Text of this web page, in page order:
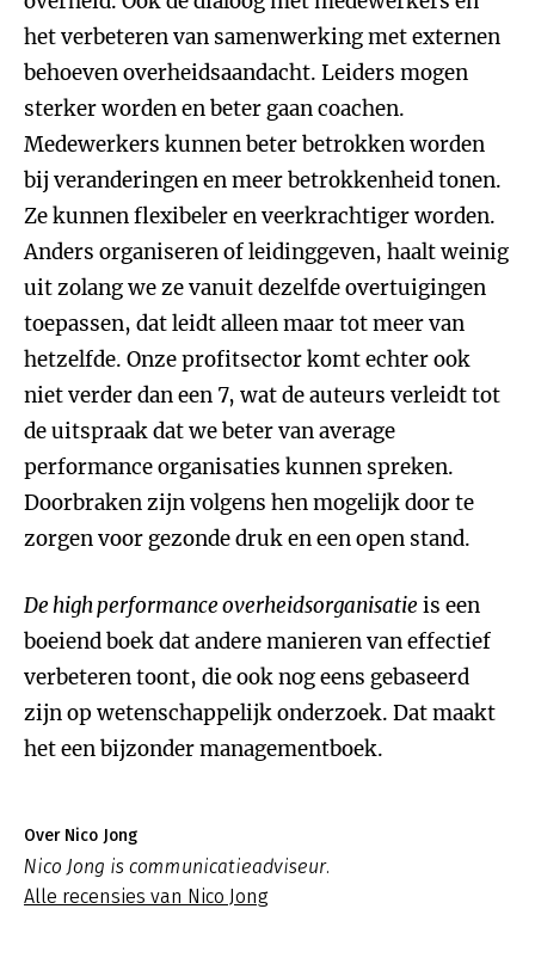
het verbeteren van samenwerking met externen
behoeven overheidsaandacht. Leiders mogen
sterker worden en beter gaan coachen.
Medewerkers kunnen beter betrokken worden
bij veranderingen en meer betrokkenheid tonen.
Ze kunnen flexibeler en veerkrachtiger worden.
Anders organiseren of leidinggeven, haalt weinig
uit zolang we ze vanuit dezelfde overtuigingen
toepassen, dat leidt alleen maar tot meer van
hetzelfde. Onze profitsector komt echter ook
niet verder dan een 7, wat de auteurs verleidt tot
de uitspraak dat we beter van average
performance organisaties kunnen spreken.
Doorbraken zijn volgens hen mogelijk door te
zorgen voor gezonde druk en een open stand.
De high performance overheidsorganisatie is een
boeiend boek dat andere manieren van effectief
verbeteren toont, die ook nog eens gebaseerd
zijn op wetenschappelijk onderzoek. Dat maakt
het een bijzonder managementboek.
Over Nico Jong
Nico Jong is communicatieadviseur.
Alle recensies van Nico Jong